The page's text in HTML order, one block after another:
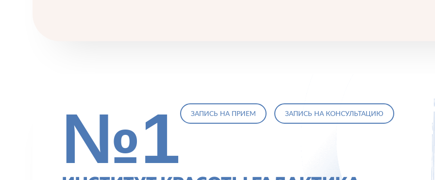
№1 ЗАПИСЬ НА ПРИЕМ ЗАПИСЬ НА КОНСУЛЬТАЦИЮ